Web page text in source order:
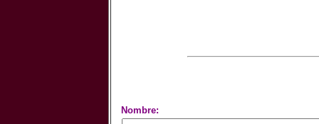
Nombre: